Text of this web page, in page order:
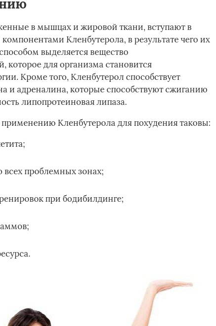
в мышцах и жировой ткани, вступают в
Кленбутерола, в результате чего их
выделяется вещество
для организма становится
Кроме того, Кленбутерол способствует
и адреналина, которые способствуют сжиганию
липопротеиновая липаза.
Кленбутерола для похудения таковы:
проблемных зонах;
при бодибилдинге;